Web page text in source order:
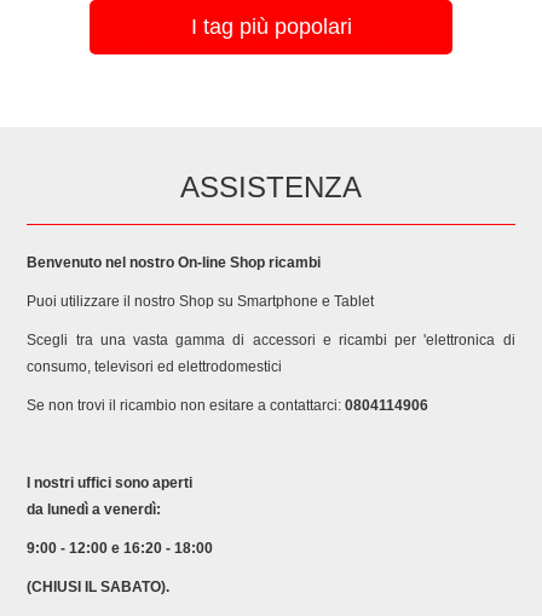
I tag più popolari
ASSISTENZA
Benvenuto nel nostro On-line Shop ricambi
Puoi utilizzare il nostro Shop su Smartphone e Tablet
Scegli tra una vasta gamma di accessori e ricambi per 'elettronica di
consumo, televisori ed elettrodomestici
Se non trovi il ricambio non esitare a contattarci:0804114906
I nostri uffici sono aperti
da lunedì a venerdì:
9:00 - 12:00 e 16:20 - 18:00
(CHIUSI IL SABATO).